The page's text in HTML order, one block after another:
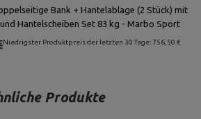
Bank + Hantelablage (2 Stück) mit
Hantelscheiben Set 83 kg - Marbo Sport
Niedrigster Produktpreis der letzten 30 Tage: 756,50 €
Produkte